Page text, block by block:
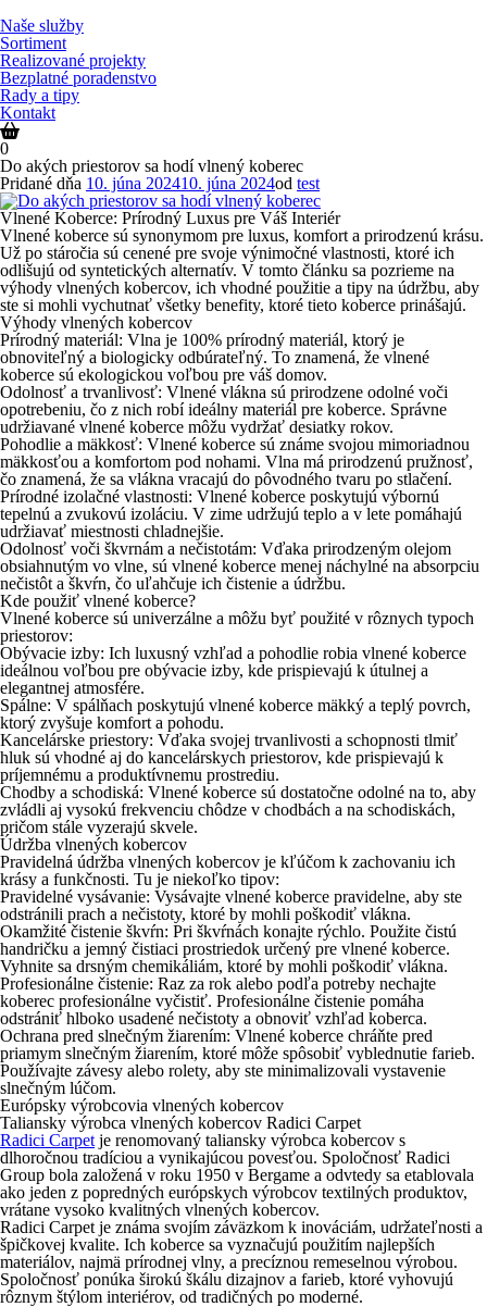
na
obsah
Naše služby
Sortiment
Realizované projekty
Bezplatné poradenstvo
Rady a tipy
Kontakt
0
Do akých priestorov sa hodí vlnený koberec
Pridané dňa 10. júna 202410. júna 2024od test
Vlnené Koberce: Prírodný Luxus pre Váš Interiér
Vlnené koberce sú synonymom pre luxus, komfort a prirodzenú krásu.
Už po stáročia sú cenené pre svoje výnimočné vlastnosti, ktoré ich
odlišujú od syntetických alternatív. V tomto článku sa pozrieme na
výhody vlnených kobercov, ich vhodné použitie a tipy na údržbu, aby
ste si mohli vychutnať všetky benefity, ktoré tieto koberce prinášajú.
Výhody vlnených kobercov
Prírodný materiál: Vlna je 100% prírodný materiál, ktorý je
obnoviteľný a biologicky odbúrateľný. To znamená, že vlnené
koberce sú ekologickou voľbou pre váš domov.
Odolnosť a trvanlivosť: Vlnené vlákna sú prirodzene odolné voči
opotrebeniu, čo z nich robí ideálny materiál pre koberce. Správne
udržiavané vlnené koberce môžu vydržať desiatky rokov.
Pohodlie a mäkkosť: Vlnené koberce sú známe svojou mimoriadnou
mäkkosťou a komfortom pod nohami. Vlna má prirodzenú pružnosť,
čo znamená, že sa vlákna vracajú do pôvodného tvaru po stlačení.
Prírodné izolačné vlastnosti: Vlnené koberce poskytujú výbornú
tepelnú a zvukovú izoláciu. V zime udržujú teplo a v lete pomáhajú
udržiavať miestnosti chladnejšie.
Odolnosť voči škvrnám a nečistotám: Vďaka prirodzeným olejom
obsiahnutým vo vlne, sú vlnené koberce menej náchylné na absorpciu
nečistôt a škvŕn, čo uľahčuje ich čistenie a údržbu.
Kde použiť vlnené koberce?
Vlnené koberce sú univerzálne a môžu byť použité v rôznych typoch
priestorov:
Obývacie izby: Ich luxusný vzhľad a pohodlie robia vlnené koberce
ideálnou voľbou pre obývacie izby, kde prispievajú k útulnej a
elegantnej atmosfére.
Spálne: V spálňach poskytujú vlnené koberce mäkký a teplý povrch,
ktorý zvyšuje komfort a pohodu.
Kancelárske priestory: Vďaka svojej trvanlivosti a schopnosti tlmiť
hluk sú vhodné aj do kancelárskych priestorov, kde prispievajú k
príjemnému a produktívnemu prostrediu.
Chodby a schodiská: Vlnené koberce sú dostatočne odolné na to, aby
zvládli aj vysokú frekvenciu chôdze v chodbách a na schodiskách,
pričom stále vyzerajú skvele.
Údržba vlnených kobercov
Pravidelná údržba vlnených kobercov je kľúčom k zachovaniu ich
krásy a funkčnosti. Tu je niekoľko tipov:
Pravidelné vysávanie: Vysávajte vlnené koberce pravidelne, aby ste
odstránili prach a nečistoty, ktoré by mohli poškodiť vlákna.
Okamžité čistenie škvŕn: Pri škvŕnách konajte rýchlo. Použite čistú
handričku a jemný čistiaci prostriedok určený pre vlnené koberce.
Vyhnite sa drsným chemikáliám, ktoré by mohli poškodiť vlákna.
Profesionálne čistenie: Raz za rok alebo podľa potreby nechajte
koberec profesionálne vyčistiť. Profesionálne čistenie pomáha
odstrániť hlboko usadené nečistoty a obnoviť vzhľad koberca.
Ochrana pred slnečným žiarením: Vlnené koberce chráňte pred
priamym slnečným žiarením, ktoré môže spôsobiť vyblednutie farieb.
Používajte závesy alebo rolety, aby ste minimalizovali vystavenie
slnečným lúčom.
Európsky výrobcovia vlnených kobercov
Taliansky výrobca vlnených kobercov Radici Carpet
Radici Carpet je renomovaný taliansky výrobca kobercov s
dlhoročnou tradíciou a vynikajúcou povesťou. Spoločnosť Radici
Group bola založená v roku 1950 v Bergame a odvtedy sa etablovala
ako jeden z popredných európskych výrobcov textilných produktov,
vrátane vysoko kvalitných vlnených kobercov.
Radici Carpet je známa svojím záväzkom k inováciám, udržateľnosti a
špičkovej kvalite. Ich koberce sa vyznačujú použitím najlepších
materiálov, najmä prírodnej vlny, a precíznou remeselnou výrobou.
Spoločnosť ponúka širokú škálu dizajnov a farieb, ktoré vyhovujú
rôznym štýlom interiérov, od tradičných po moderné.